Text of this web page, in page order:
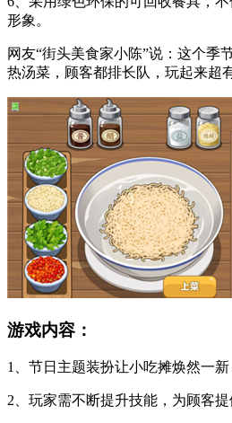
形象。
网友“街头美食家小陈”说：这个季
热汤菜，顾客都排长队，玩起来超
游戏内容：
1、节日主题装扮让小吃摊焕然一新
2、玩家需不断提升技能，为顾客提